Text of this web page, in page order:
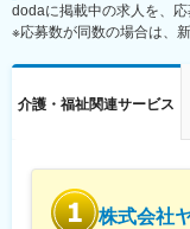
dodaに掲載中の求人を、応
※応募数が同数の場合は、
介護・福祉関連サービス
株式会社